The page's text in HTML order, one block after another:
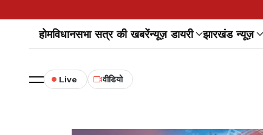
होमविधानसभा सत्र की खबरेंन्यूज़ डायरी झारखंड न्यूज़
Live वीडियो